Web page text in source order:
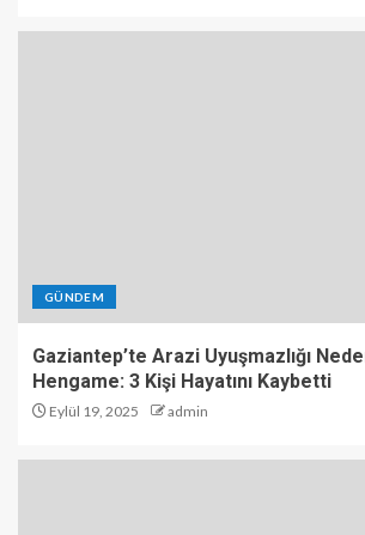
GÜNDEM
Gaziantep’te Arazi Uyuşmazlığı
Hengame: 3 Kişi Hayatını Kaybetti
Eylül 19, 2025 admin